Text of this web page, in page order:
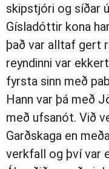
skipstjóri og síðar
Gísladóttir kona
það var alltaf gert
reyndinni var
fyrsta sinn með
Hann var þá með
með ufsanót. Við
Garðskaga en
verkfall og því var